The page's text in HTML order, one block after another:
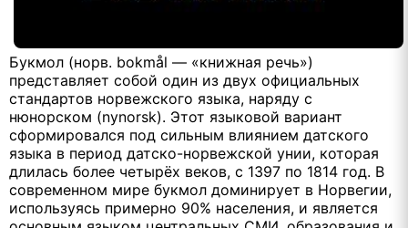
Букмол (норв. bokmål — «книжная речь»)
представляет собой один из двух официальных
стандартов норвежского языка, наряду с
нюнорском (nynorsk). Этот языковой вариант
сформировался под сильным влиянием датского
языка в период датско-норвежской унии, которая
длилась более четырёх веков, с 1397 по 1814 год. В
современном мире букмол доминирует в Норвегии,
используясь примерно 90% населения, и является